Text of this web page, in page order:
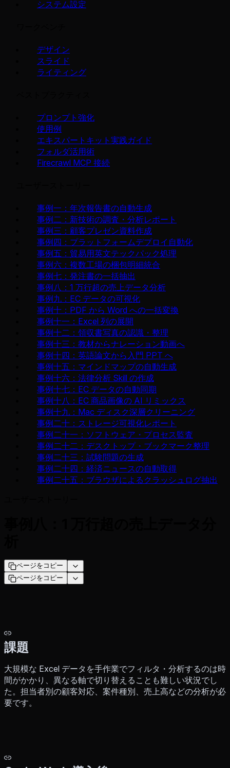
システム設定
デザイン
スライド
ライティング
プロンプト強化
使用例
エキスパートキット実践ガイド
フォルダ活用術
Firecrawl MCP 接続
事例一：年次報告書の自動生成
事例二：新技術の調査・分析レポート
事例三：顧客プレゼン資料作成
事例四：プラットフォームデプロイ自動化
事例五：貿易用英文テックパック処理
事例六：複数工場の梱包明細統合
事例七：発注書の一括抽出
事例八：1 万行超の売上データ分析
事例九：EC データの可視化
事例十：PDF から Word への一括変換
事例十一：Excel 列の展開
事例十二：領収書写真の認識・整理
事例十三：教材からナレーション動画へ
事例十四：英語論文から入門 PPT へ
事例十五：マインドマップの自動生成
事例十六：法律分析 Skill の作成
事例十七：EC データの自動同期
事例十八：EC 商品画像の AI リミックス
事例十九：Mac ディスク深層クリーニング
事例二十：ストレージ可視化レポート
事例二十一：ソフトウェア・プロセス監査
事例二十二：デスクトップ・ブックマーク整理
事例二十三：試験問題の生成
事例二十四：経済ニュースの自動取得
事例二十五：ブラウザによるクラッシュログ抽出
ページをコピー
ページをコピー
課題
大規模な Excel データを手作業でフィルタ・分析するのは時
間がかかり、異なる軸で切り替えることも難しい状況でし
た。担当者別の顧客対応、案件種別、売上高などの分析が必
要です。